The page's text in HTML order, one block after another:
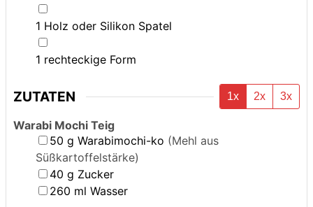
1 Holz oder Silikon Spatel
1 rechteckige Form
ZUTATEN 1x 2x 3x
Warabi Mochi Teig
▢
50 g Warabimochi-ko (Mehl aus
Süßkartoffelstärke)
▢
40 g Zucker
▢
260 ml Wasser